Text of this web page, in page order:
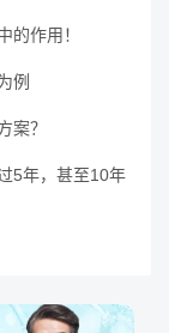
的作用！
例
案？
5年，甚至10年